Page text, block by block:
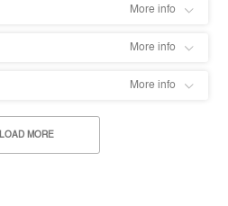
More info
More info
More info
LOAD MORE